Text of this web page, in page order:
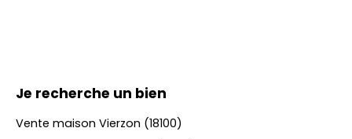
Je recherche un bien
Vente maison Vierzon (18100)